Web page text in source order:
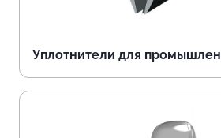
Уплотнители для